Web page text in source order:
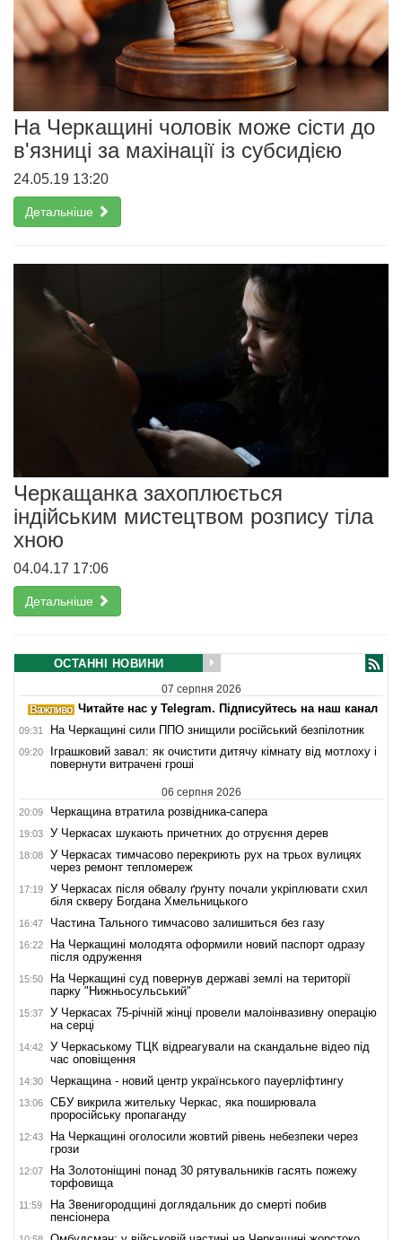
На Черкащині чоловік може сісти до
в'язниці за махінації із субсидією
24.05.19 13:20
Детальніше
Черкащанка захоплюється
індійським мистецтвом розпису тіла
хною
04.04.17 17:06
Детальніше
ОСТАННІ НОВИНИ
07 серпня 2026
Читайте нас у Telegram. Підписуйтесь на наш канал
09:31 На Черкащині сили ППО знищили російський безпілотник
09:20
Іграшковий завал: як очистити дитячу кімнату від мотлоху і
повернути витрачені гроші
06 серпня 2026
20:09 Черкащина втратила розвідника-сапера
19:03 У Черкасах шукають причетних до отруєння дерев
18:08
У Черкасах тимчасово перекриють рух на трьох вулицях
через ремонт тепломереж
17:19
У Черкасах після обвалу ґрунту почали укріплювати схил
біля скверу Богдана Хмельницького
16:47 Частина Тального тимчасово залишиться без газу
16:22
На Черкащині молодята оформили новий паспорт одразу
після одруження
15:50
На Черкащині суд повернув державі землі на території
парку "Нижньосульський"
15:37
У Черкасах 75-річній жінці провели малоінвазивну операцію
на серці
14:42
У Черкаському ТЦК відреагували на скандальне відео під
час оповіщення
14:30 Черкащина - новий центр українського пауерліфтингу
13:06
СБУ викрила жительку Черкас, яка поширювала
проросійську пропаганду
12:43
На Черкащині оголосили жовтий рівень небезпеки через
грози
12:07
На Золотоніщині понад 30 рятувальників гасять пожежу
торфовища
11:59
На Звенигородщині доглядальник до смерті побив
пенсіонера